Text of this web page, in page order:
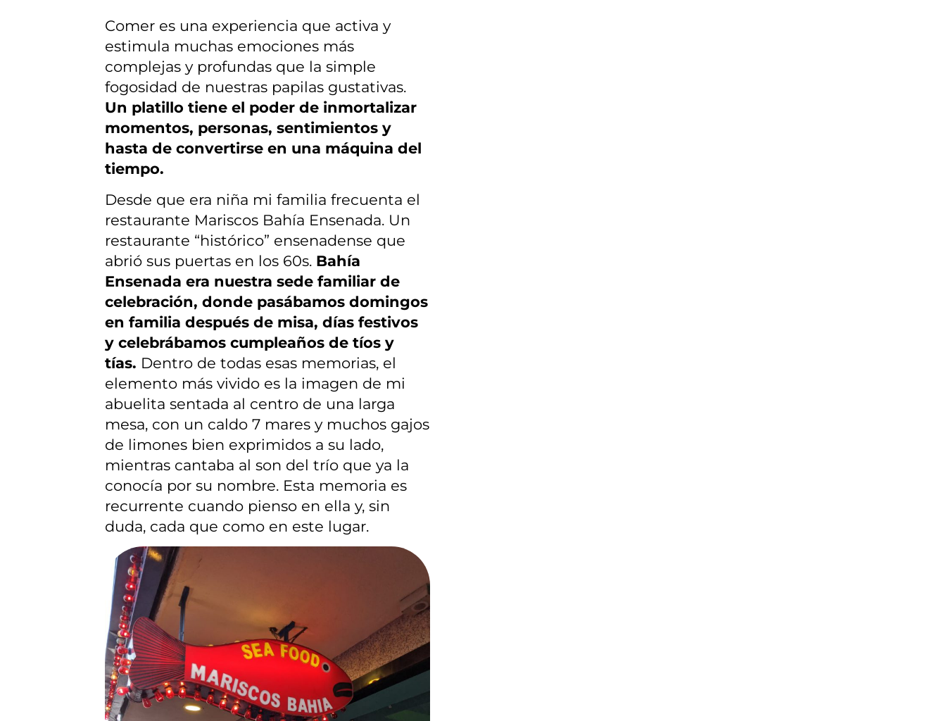
Comer es una experiencia que activa y
estimula muchas emociones más
complejas y profundas que la simple
fogosidad de nuestras papilas gustativas.
Un platillo tiene el poder de inmortalizar
momentos, personas, sentimientos y
hasta de convertirse en una máquina del
tiempo.
Desde que era niña mi familia frecuenta el
restaurante Mariscos Bahía Ensenada. Un
restaurante “histórico” ensenadense que
abrió sus puertas en los 60s. Bahía
Ensenada era nuestra sede familiar de
celebración, donde pasábamos domingos
en familia después de misa, días festivos
y celebrábamos cumpleaños de tíos y
tías. Dentro de todas esas memorias, el
elemento más vivido es la imagen de mi
abuelita sentada al centro de una larga
mesa, con un caldo 7 mares y muchos gajos
de limones bien exprimidos a su lado,
mientras cantaba al son del trío que ya la
conocía por su nombre. Esta memoria es
recurrente cuando pienso en ella y, sin
duda, cada que como en este lugar.